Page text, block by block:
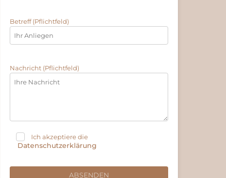
Betreff (Pflichtfeld)
Nachricht (Pflichtfeld)
Ich akzeptiere die
Datenschutzerklärung